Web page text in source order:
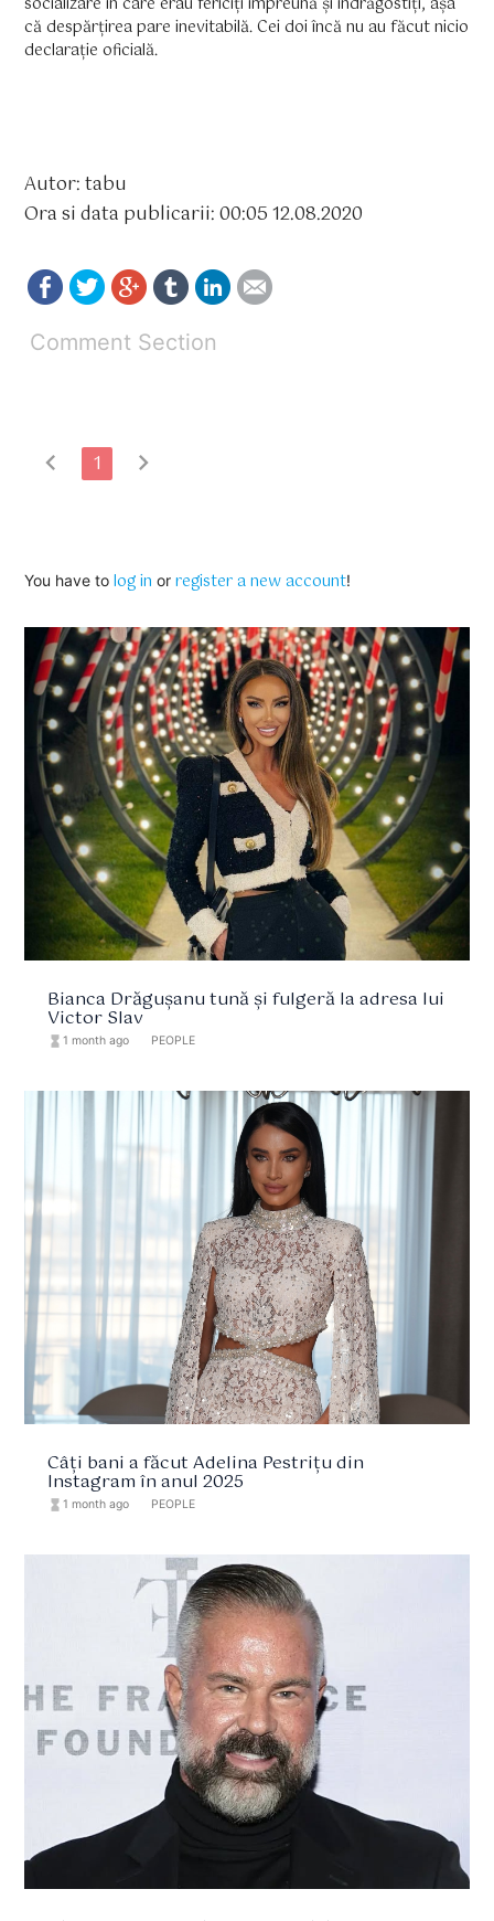
că despărțirea pare inevitabilă. Cei doi încă nu au făcut nicio
declarație oficială.
Autor: tabu
Ora si data publicarii: 00:05 12.08.2020
Comment Section
chevron_left 1 chevron_right
You have tolog in orregister a new account!
Bianca Drăgușanu tună și fulgeră la adresa lui
Victor Slav
hourglass_full 1 month ago PEOPLE
Câți bani a făcut Adelina Pestrițu din
Instagram în anul 2025
hourglass_full 1 month ago PEOPLE